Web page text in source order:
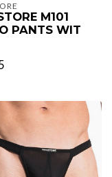
M101
PANTS WIT